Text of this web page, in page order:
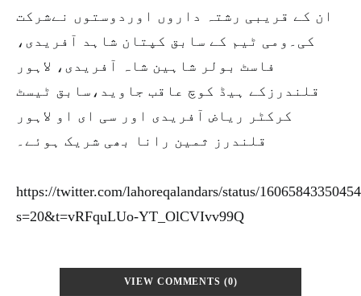
ان کے قریبی رشتہ داروں اوردوستوں نےشرکت
کی۔ومی ٹیم کے سابق کپتان شاہد آفریدی،
فاسٹ بولر شاہین شاہ آفریدی، لاہور
قلندرزکے ہیڈ کوچ عاقب جاوید،سابق ٹیسٹ
کرکٹر ریاض آفریدی اور سی ای او لاہور
قلندرز ثمین رانا بھی شریک ہوئے۔
https://twitter.com/lahoreqalandars/status/
s=20&t=vRFquLUo-YT_OlCVIvv99Q
VIEW COMMENTS (0)